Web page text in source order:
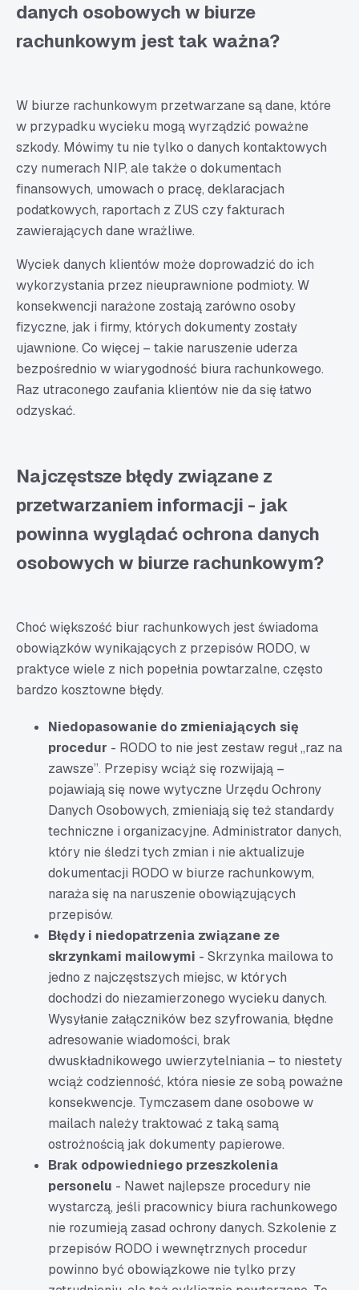
danych osobowych w biurze
rachunkowym jest tak ważna?
W biurze rachunkowym przetwarzane są dane, które
w przypadku wycieku mogą wyrządzić poważne
szkody. Mówimy tu nie tylko o danych kontaktowych
czy numerach NIP, ale także o dokumentach
finansowych, umowach o pracę, deklaracjach
podatkowych, raportach z ZUS czy fakturach
zawierających dane wrażliwe.
Wyciek danych klientów może doprowadzić do ich
wykorzystania przez nieuprawnione podmioty. W
konsekwencji narażone zostają zarówno osoby
fizyczne, jak i firmy, których dokumenty zostały
ujawnione. Co więcej – takie naruszenie uderza
bezpośrednio w wiarygodność biura rachunkowego.
Raz utraconego zaufania klientów nie da się łatwo
odzyskać.
Najczęstsze błędy związane z
przetwarzaniem informacji - jak
powinna wyglądać ochrona danych
osobowych w biurze rachunkowym?
Choć większość biur rachunkowych jest świadoma
obowiązków wynikających z przepisów RODO, w
praktyce wiele z nich popełnia powtarzalne, często
bardzo kosztowne błędy.
Niedopasowanie do zmieniających się
procedur - RODO to nie jest zestaw reguł „raz na
zawsze”. Przepisy wciąż się rozwijają –
pojawiają się nowe wytyczne Urzędu Ochrony
Danych Osobowych, zmieniają się też standardy
techniczne i organizacyjne. Administrator danych,
który nie śledzi tych zmian i nie aktualizuje
dokumentacji RODO w biurze rachunkowym,
naraża się na naruszenie obowiązujących
przepisów.
Błędy i niedopatrzenia związane ze
skrzynkami mailowymi - Skrzynka mailowa to
jedno z najczęstszych miejsc, w których
dochodzi do niezamierzonego wycieku danych.
Wysyłanie załączników bez szyfrowania, błędne
adresowanie wiadomości, brak
dwuskładnikowego uwierzytelniania – to niestety
wciąż codzienność, która niesie ze sobą poważne
konsekwencje. Tymczasem dane osobowe w
mailach należy traktować z taką samą
ostrożnością jak dokumenty papierowe.
Brak odpowiedniego przeszkolenia
personelu - Nawet najlepsze procedury nie
wystarczą, jeśli pracownicy biura rachunkowego
nie rozumieją zasad ochrony danych. Szkolenie z
przepisów RODO i wewnętrznych procedur
powinno być obowiązkowe nie tylko przy